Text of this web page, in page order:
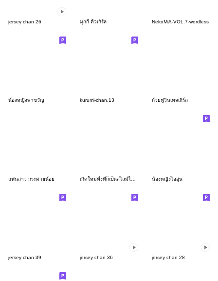
jersey chan 26 มุกกี้ คิ้วเกิร์ล NekoMiA-VOL.7-wordless
น้องหญิงพาขวัญ kurumi-chan.13 ถ้วยฟูวินเทจเกิร์ล
แฟนสาว กระต่ายน้อย น้องหญิงไออุ่น
jersey chan 39 jersey chan 36 jersey chan 28